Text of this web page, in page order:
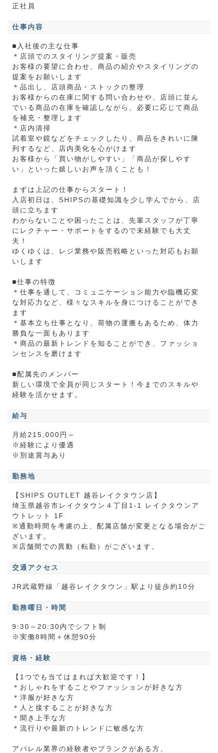
正社員
仕事内容
■入社後の主な仕事
＊店頭でのスタイリング提案・販売
お客様の要望に合わせ、商品の紹介やスタイリングの
提案をお願いします
＊品出し、店頭商品・ストックの整理
お客様からの在庫に関する問い合わせや、店頭に並ん
でいる商品の在庫を確認しながら、必要に応じて商品
を補充・整理します
＊店内清掃
試着室や鏡などをチェックしたり、商品をきれいに陳
列するなど、店内美化を心がけます
お客様から「買い物がしやすい」「商品が探しやす
い」といった嬉しいお声を頂くことも！
まずは上記の仕事からスタート！
入店初日は、SHIPSの基礎知識を少し学んでから、店
頭に立ちます
わからないことや困ったことは、先輩スタッフが丁寧
にレクチャー・サポートをするので未経験でも大丈
夫！
ゆくゆくは、レジ業務や販売戦略といった対応もお願
いします
■仕事の特徴
＊仕事を通して、コミュニケーション能力や臨機応変
な対応力など、様々なスキルを身につけることができ
ます
＊基本立ち仕事となり、荷物の運搬もあるため、体力
勝負な一面もあります
＊商品の最新トレンドを知ることができ、ファッショ
ンセンスを磨けます
■配属先のメンバー
新しい環境で全員が同じスタート！今までのスキルや
経験を活かせます。
給与
月給215,000円～
※経験により優遇
※別途賞与あり
勤務地
【SHIPS OUTLET 越谷レイクタウン店】
埼玉県越谷市レイクタウン４丁目1-1 レイクタウンア
ウトレット 1F
※通勤時間を考慮の上、配属店舗が変更となる場合がご
ざいます。
※店舗間での異動（転勤）がございます。
交通アクセス
JR武蔵野線「越谷レイクタウン」駅より徒歩約10分
勤務曜日・時間
9:30～20:30内でシフト制
※実働8時間＋休憩90分
資格・経験
【1つでも当てはまれば大歓迎です！】
＊おしゃれをすることやファッションが好きな方
＊洋服が好きな方
＊人と接することが好きな方
＊聞き上手な方
＊流行りや最新のトレンドに敏感な方
アパレル業界の経験者やブランクがある方、